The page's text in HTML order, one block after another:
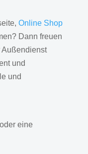
Online Shop
Dann freuen
Außendienst
und
und
eine